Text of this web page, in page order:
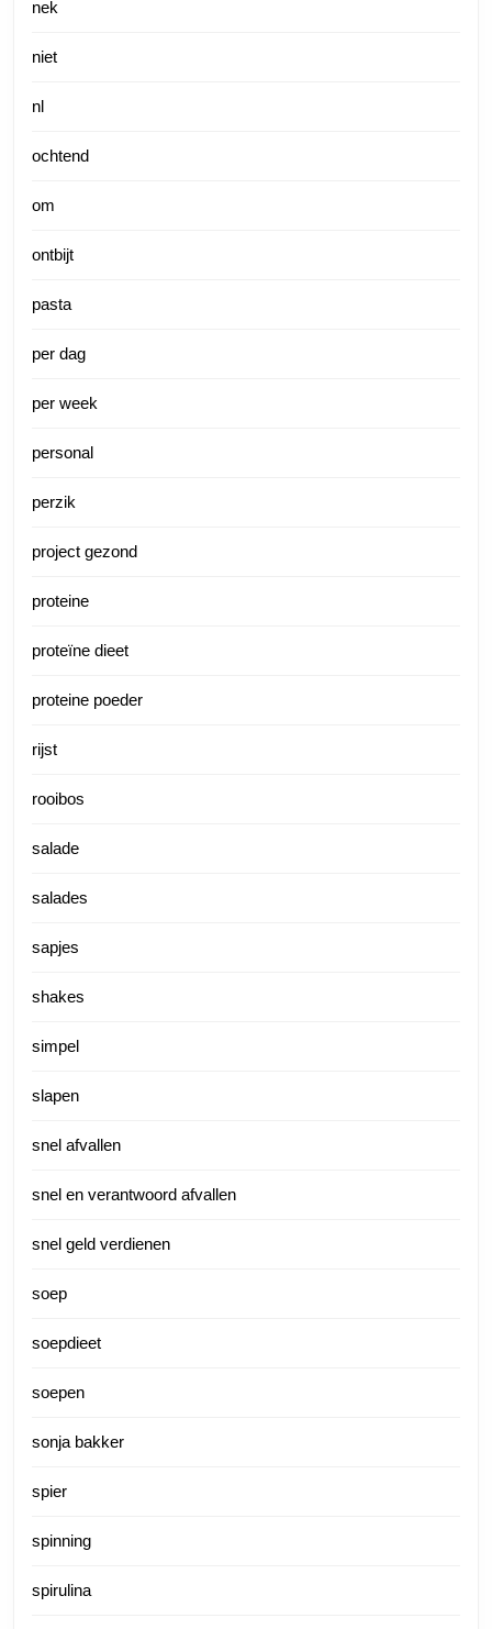
nek
niet
nl
ochtend
om
ontbijt
pasta
per dag
per week
personal
perzik
project gezond
proteine
proteïne dieet
proteine poeder
rijst
rooibos
salade
salades
sapjes
shakes
simpel
slapen
snel afvallen
snel en verantwoord afvallen
snel geld verdienen
soep
soepdieet
soepen
sonja bakker
spier
spinning
spirulina